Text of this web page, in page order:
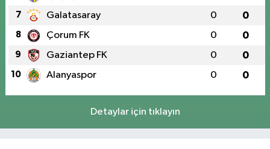
7 Galatasaray 0 0
8 Çorum FK 0 0
9 Gaziantep FK 0 0
10 Alanyaspor 0 0
Detaylar için tıklayın